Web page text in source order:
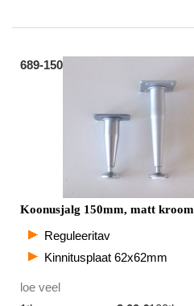
689-150
Koonusjalg 150mm, matt kroom
Reguleeritav
Kinnitusplaat 62x62mm
loe veel